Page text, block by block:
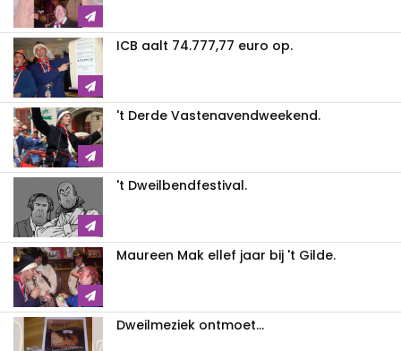
ICB aalt 74.777,77 euro op.
't Derde Vastenavendweekend.
't Dweilbendfestival.
Maureen Mak ellef jaar bij 't Gilde.
Dweilmeziek ontmoet...